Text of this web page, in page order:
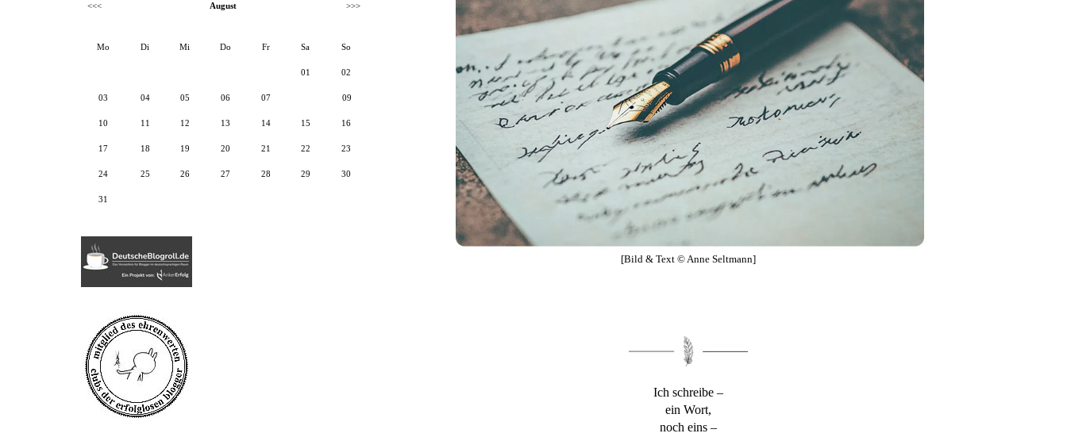
[Bild & Text © Anne Seltmann]
Ich schreibe –
ein Wort,
noch eins –
<<< August >>>
Mo Di Mi Do Fr Sa So
01 02
03 04 05 06 07 09
10 11 12 13 14 15 16
17 18 19 20 21 22 23
24 25 26 27 28 29 30
31